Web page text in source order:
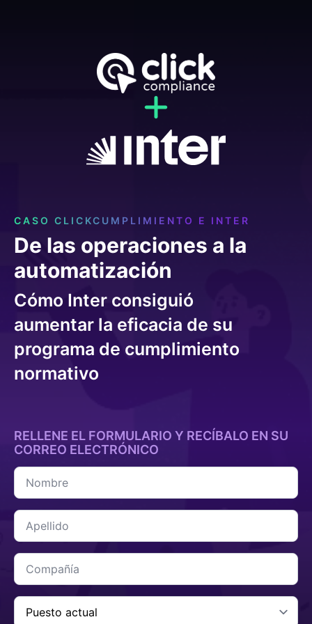
CASO CLICKCUMPLIMIENTO E INTER
De las operaciones a la
automatización
Cómo Inter consiguió
aumentar la eficacia de su
programa de cumplimiento
normativo
RELLENE EL FORMULARIO Y RECÍBALO EN SU
CORREO ELECTRÓNICO
Nombre
Apellido
Compañía
Carga
Actual